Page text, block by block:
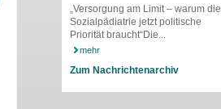
„Versorgung am Limit – warum die
Sozialpädiatrie jetzt politische
Priorität braucht“Die...
mehr
Zum Nachrichtenarchiv